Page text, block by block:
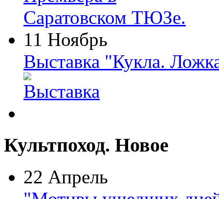
11 Ноябрь
Выставка "Кукла.
Культпоход. Новое
22 Апрель